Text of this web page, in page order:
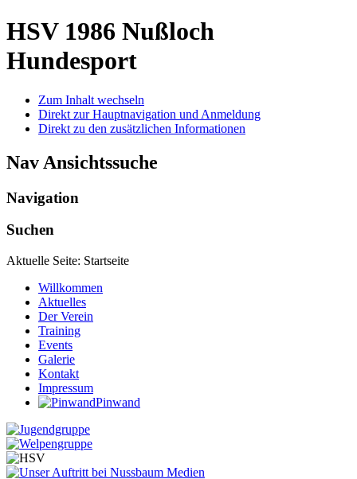
HSV 1986 Nußloch
Hundesport
Zum Inhalt wechseln
Direkt zur Hauptnavigation und Anmeldung
Direkt zu den zusätzlichen Informationen
Nav Ansichtssuche
Navigation
Suchen
Aktuelle Seite: Startseite
Willkommen
Aktuelles
Der Verein
Training
Events
Galerie
Kontakt
Impressum
Pinwand